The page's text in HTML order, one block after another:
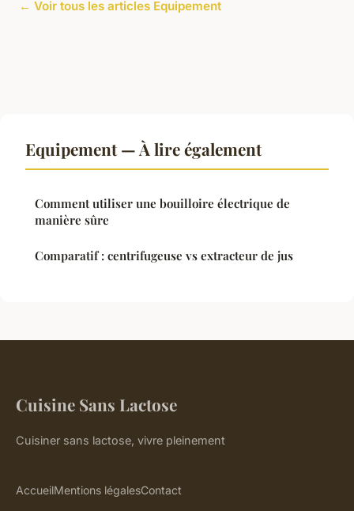
← Voir tous les articles Equipement
Equipement — À lire également
Comment utiliser une bouilloire électrique de
manière sûre
Comparatif : centrifugeuse vs extracteur de jus
Cuisine Sans Lactose
Cuisiner sans lactose, vivre pleinement
AccueilMentions légalesContact